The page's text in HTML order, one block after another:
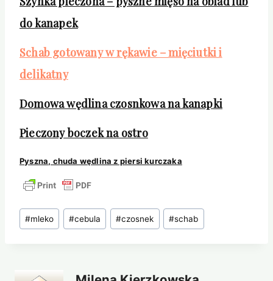
do kanapek
Schab gotowany w rękawie – mięciutki i
delikatny
Domowa wędlina czosnkowa na kanapki
Pieczony boczek na ostro
Pyszna, chuda wędlina z piersi kurczaka
Tagi
wpisu:
#mleko #cebula #czosnek #schab